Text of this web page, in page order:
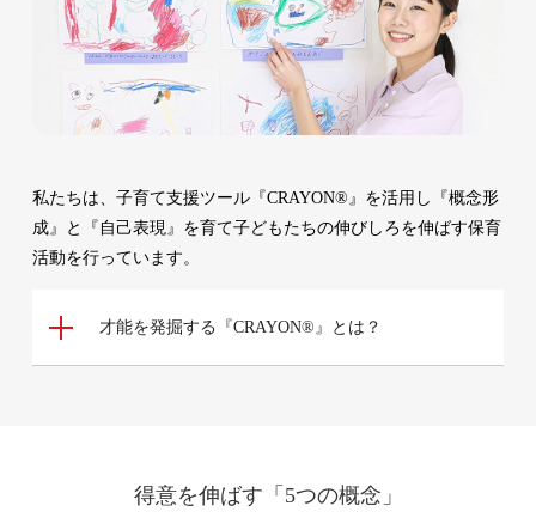
私たちは、子育て支援ツール『CRAYON®』を活用し『概念形
成』と『自己表現』を育て子どもたちの伸びしろを伸ばす保育
活動を行っています。
才能を発掘する『CRAYON®』とは？
得意を伸ばす「5つの概念」